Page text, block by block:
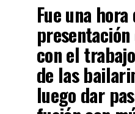
Fue una hora
con el
de las
luego dar